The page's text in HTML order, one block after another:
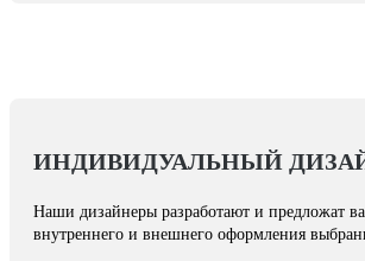
ИНДИВИДУАЛЬНЫЙ
Наши дизайнеры разработают и предложат
внутреннего и внешнего оформления